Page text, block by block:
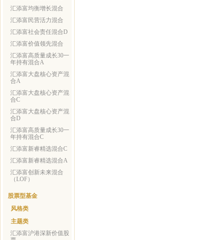
汇添富均衡增长混合
汇添富民营活力混合
汇添富社会责任混合D
汇添富价值领先混合
汇添富高质量成长30一
年持有混合A
汇添富大盘核心资产混
合A
汇添富大盘核心资产混
合C
汇添富大盘核心资产混
合D
汇添富高质量成长30一
年持有混合C
汇添富新睿精选混合C
汇添富新睿精选混合A
汇添富创新未来混合
（LOF）
股票型基金
风格类
主题类
汇添富沪港深新价值股